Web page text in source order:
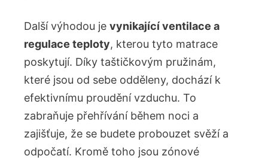
Další výhodou je vynikající ventilace a
regulace teploty, kterou tyto matrace
poskytují. Díky taštičkovým pružinám,
které jsou od sebe odděleny, dochází k
efektivnímu proudění vzduchu. To
zabraňuje přehřívání během noci a
zajišťuje, že se budete probouzet svěží a
odpočatí. Kromě toho jsou zónové